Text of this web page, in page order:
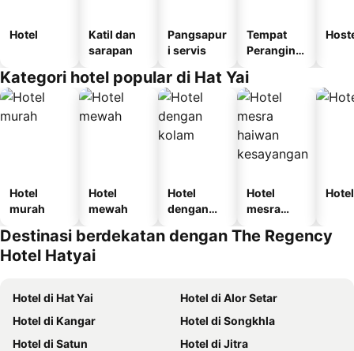
Hotel
Katil dan
sarapan
Pangsapur
i servis
Tempat
Perangina
Kategori hotel popular di Hat Yai
Hotel
murah
Hotel
mewah
Hotel
dengan
Hotel
mesra
kesayanga
Destinasi berdekatan dengan The Regency
Hotel Hatyai
Hotel di Hat Yai
Hotel di Alor Setar
Hotel di Kangar
Hotel di Songkhla
Hotel di Satun
Hotel di Jitra